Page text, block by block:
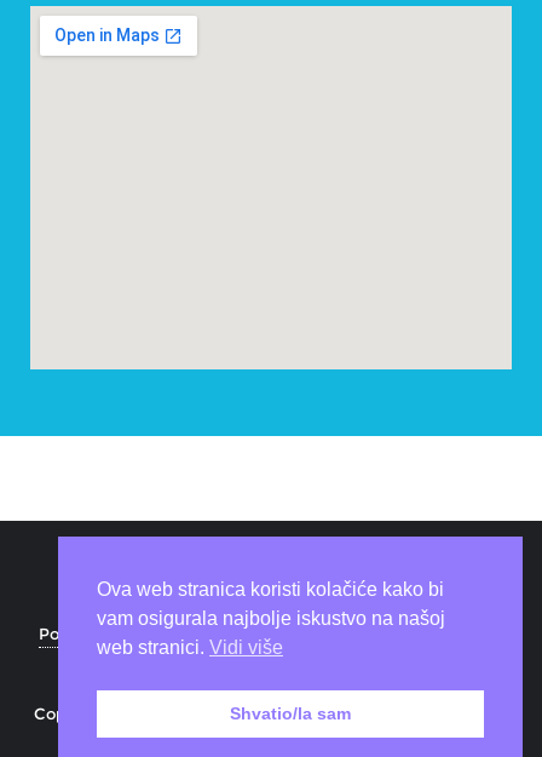
Politika privatnosti Coworking space
Download
Copyright ©2026 Beezone . All rights reserved.
WordPress &Designed byBizberg Themes
Ova web stranica koristi kolačiće kako bi
vam osigurala najbolje iskustvo na našoj
web stranici. Vidi više
Shvatio/la sam